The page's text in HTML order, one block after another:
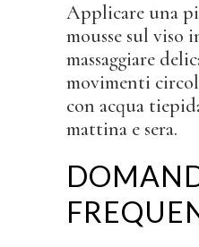
Applicare una
mousse sul viso
massaggiare
movimenti
con acqua
mattina e sera.